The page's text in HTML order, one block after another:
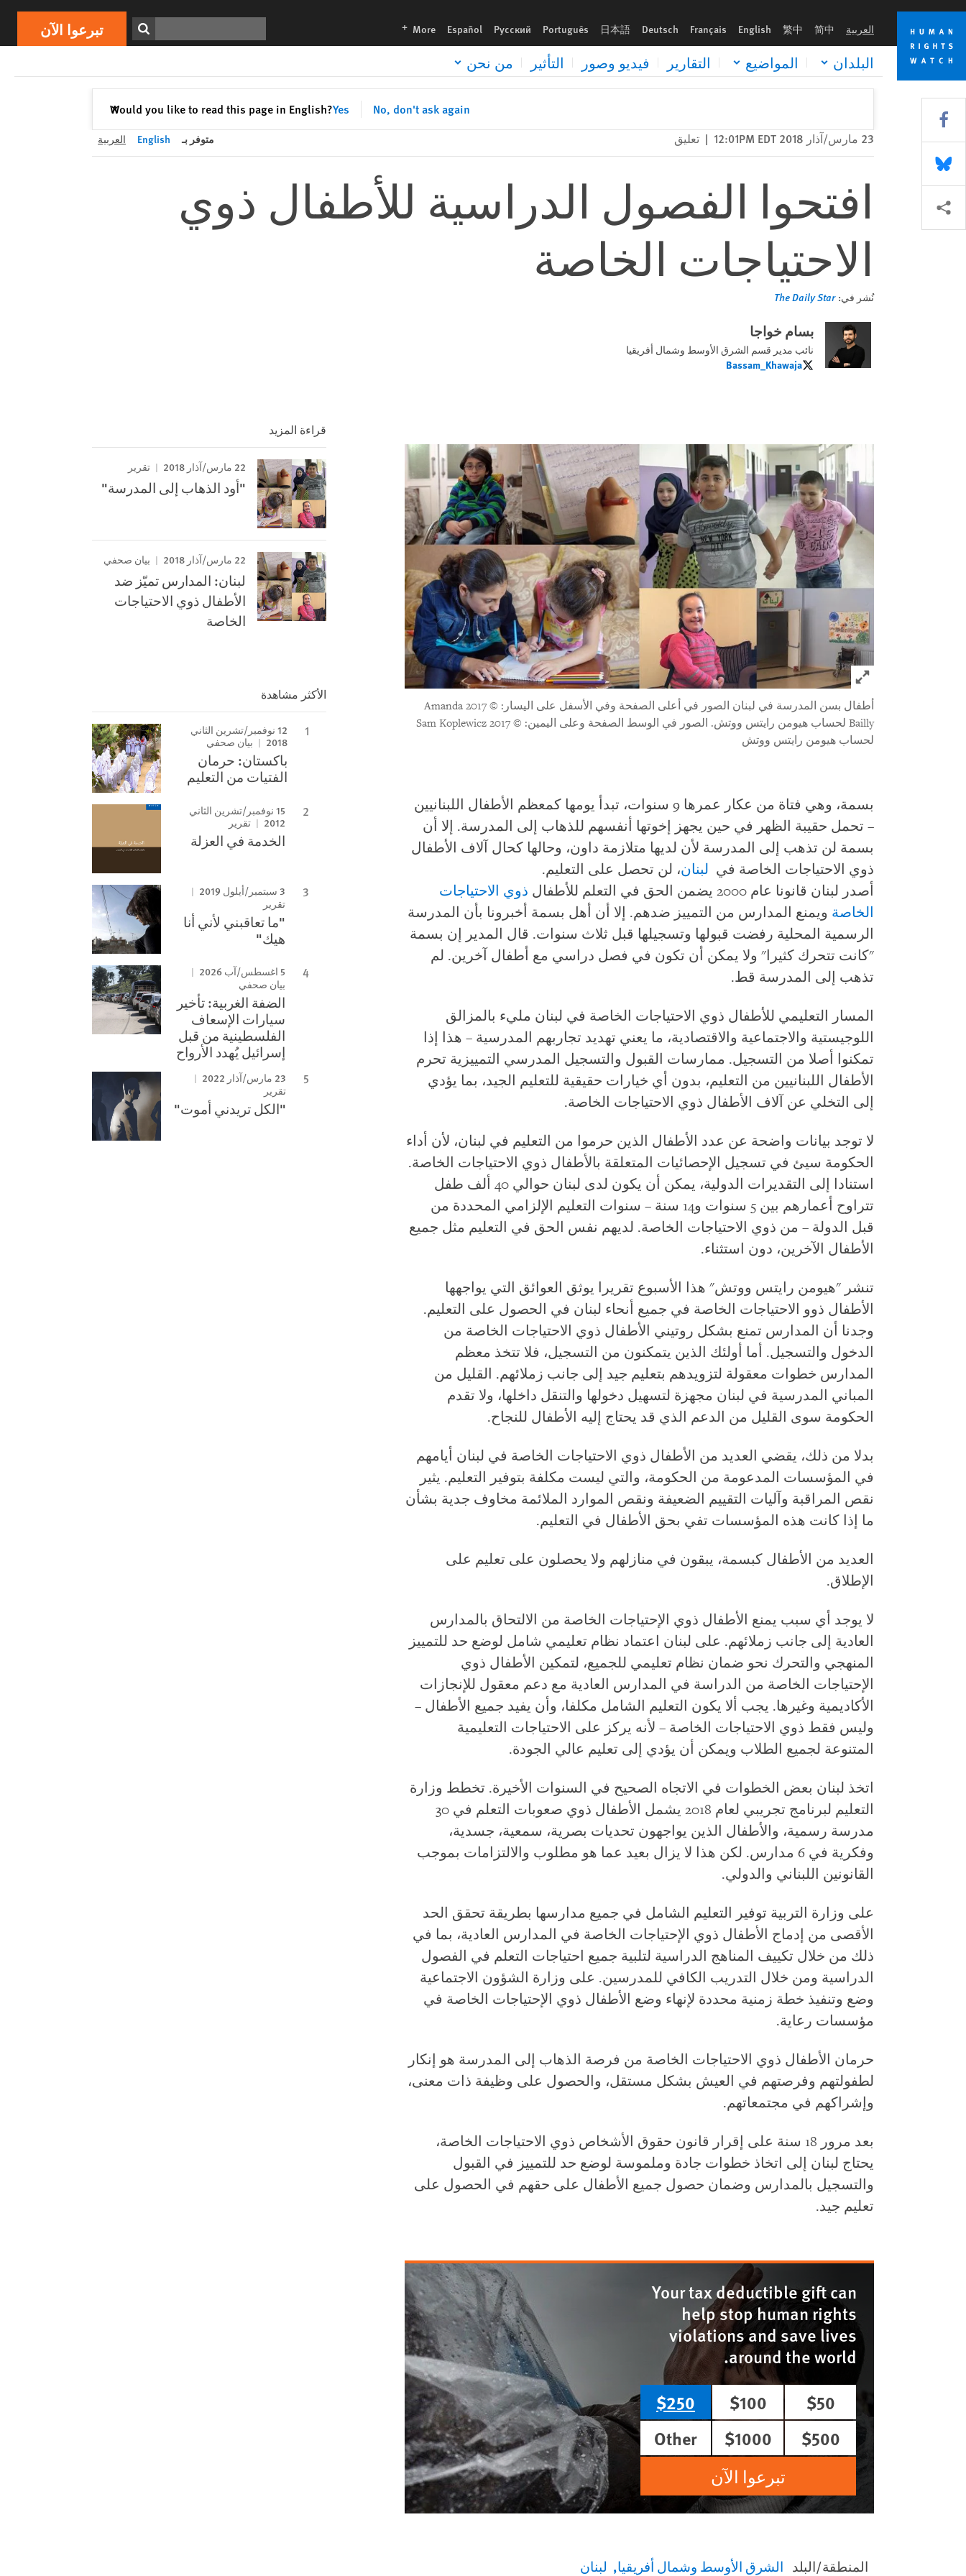
Skip
cookie
privacy
notice
Skip
main
content
العربية 简中
繁中
English
Français
Deutsch
日本語
Português
Русский
Español
More
languages تبرعوا الآن
البلدان المواضيع التقارير فيديو وصور التأثير من نحن
Would you like to read this page in English?Yes No, don't ask again
✕إغلاق
Print تبرعوا الآن
23 مارس/آذار 2018 12:01PM EDT | تعليق متوفر بـ English العربية
افتحوا الفصول الدراسية للأطفال ذوي
الاحتياجات الخاصة
نُشر في: The Daily Star
بسام خواجا
نائب مدير قسم الشرق الأوسط وشمال أفريقيا
Bassam_Khawaja
Bassam_Khawaja
Click to expand Image
أطفال بسن المدرسة في لبنان
الصور في أعلى الصفحة وفي الأسفل على اليسار: © 2017 Amanda
Bailly لحساب هيومن رايتس ووتش. الصور في الوسط الصفحة وعلى اليمين: © 2017 Sam Koplewicz
لحساب هيومن رايتس ووتش
بسمة، وهي فتاة من عكار عمرها 9 سنوات، تبدأ يومها كمعظم الأطفال اللبنانيين
– تحمل حقيبة الظهر في حين يجهز إخوتها أنفسهم للذهاب إلى المدرسة. إلا أن
بسمة لن تذهب إلى المدرسة لأن لديها متلازمة داون، وحالها كحال آلاف الأطفال
ذوي الاحتياجات الخاصة في لبنان، لن تحصل على التعليم.
أصدر لبنان قانونا عام 2000 يضمن الحق في التعلم للأطفال
ذوي الاحتياجات
الخاصة ويمنع المدارس من التمييز ضدهم. إلا أن أهل بسمة أخبرونا بأن المدرسة
الرسمية المحلية رفضت قبولها وتسجيلها قبل ثلاث سنوات. قال المدير إن بسمة
"كانت تتحرك كثيرا" ولا يمكن أن تكون في فصل دراسي مع أطفال آخرين. لم
تذهب إلى المدرسة قط.
المسار التعليمي للأطفال ذوي الاحتياجات الخاصة في لبنان مليء بالمزالق
اللوجيستية والاجتماعية والاقتصادية، ما يعني تهديد تجاربهم المدرسية – هذا إذا
تمكنوا أصلا من التسجيل. ممارسات القبول والتسجيل المدرسي التمييزية تحرم
الأطفال اللبنانيين من التعليم، بدون أي خيارات حقيقية للتعليم الجيد، بما يؤدي
إلى التخلي عن آلاف الأطفال ذوي الاحتياجات الخاصة.
لا توجد بيانات واضحة عن عدد الأطفال الذين حرموا من التعليم في لبنان، لأن أداء
الحكومة سيئ في تسجيل الإحصائيات المتعلقة بالأطفال ذوي الاحتياجات الخاصة.
استنادا إلى التقديرات الدولية، يمكن أن يكون لدى لبنان حوالي 40 ألف طفل
تتراوح أعمارهم بين 5 سنوات و14 سنة – سنوات التعليم الإلزامي المحددة من
قبل الدولة – من ذوي الاحتياجات الخاصة. لديهم نفس الحق في التعليم مثل جميع
الأطفال الآخرين، دون استثناء.
تنشر "هيومن رايتس ووتش" هذا الأسبوع تقريرا يوثق العوائق التي يواجهها
الأطفال ذوو الاحتياجات الخاصة في جميع أنحاء لبنان في الحصول على التعليم.
وجدنا أن المدارس تمنع بشكل روتيني الأطفال ذوي الاحتياجات الخاصة من
الدخول والتسجيل. أما أولئك الذين يتمكنون من التسجيل، فلا تتخذ معظم
المدارس خطوات معقولة لتزويدهم بتعليم جيد إلى جانب زملائهم. القليل من
المباني المدرسية في لبنان مجهزة لتسهيل دخولها والتنقل داخلها، ولا تقدم
الحكومة سوى القليل من الدعم الذي قد يحتاج إليه الأطفال للنجاح.
بدلا من ذلك، يقضي العديد من الأطفال ذوي الاحتياجات الخاصة في لبنان أيامهم
في المؤسسات المدعومة من الحكومة، والتي ليست مكلفة بتوفير التعليم. يثير
نقص المراقبة وآليات التقييم الضعيفة ونقص الموارد الملائمة مخاوف جدية بشأن
ما إذا كانت هذه المؤسسات تفي بحق الأطفال في التعليم.
العديد من الأطفال كبسمة، يبقون في منازلهم ولا يحصلون على تعليم على
الإطلاق.
لا يوجد أي سبب يمنع الأطفال ذوي الإحتياجات الخاصة من الالتحاق بالمدارس
العادية إلى جانب زملائهم. على لبنان اعتماد نظام تعليمي شامل لوضع حد للتمييز
المنهجي والتحرك نحو ضمان نظام تعليمي للجميع، لتمكين الأطفال ذوي
الإحتياجات الخاصة من الدراسة في المدارس العادية مع دعم معقول للإنجازات
الأكاديمية وغيرها. يجب ألا يكون التعليم الشامل مكلفا، وأن يفيد جميع الأطفال –
وليس فقط ذوي الاحتياجات الخاصة – لأنه يركز على الاحتياجات التعليمية
المتنوعة لجميع الطلاب ويمكن أن يؤدي إلى تعليم عالي الجودة.
اتخذ لبنان بعض الخطوات في الاتجاه الصحيح في السنوات الأخيرة. تخطط وزارة
التعليم لبرنامج تجريبي لعام 2018 يشمل الأطفال ذوي صعوبات التعلم في 30
مدرسة رسمية، والأطفال الذين يواجهون تحديات بصرية، سمعية، جسدية،
وفكرية في 6 مدارس. لكن هذا لا يزال بعيد عما هو مطلوب والالتزامات بموجب
القانونين اللبناني والدولي.
على وزارة التربية توفير التعليم الشامل في جميع مدارسها بطريقة تحقق الحد
الأقصى من إدماج الأطفال ذوي الإحتياجات الخاصة في المدارس العادية، بما في
ذلك من خلال تكييف المناهج الدراسية لتلبية جميع احتياجات التعلم في الفصول
الدراسية ومن خلال التدريب الكافي للمدرسين. على وزارة الشؤون الاجتماعية
وضع وتنفيذ خطة زمنية محددة لإنهاء وضع الأطفال ذوي الإحتياجات الخاصة في
مؤسسات رعاية.
حرمان الأطفال ذوي الاحتياجات الخاصة من فرصة الذهاب إلى المدرسة هو إنكار
لطفولتهم وفرصتهم في العيش بشكل مستقل، والحصول على وظيفة ذات معنى،
وإشراكهم في مجتمعاتهم.
بعد مرور 18 سنة على إقرار قانون حقوق الأشخاص ذوي الاحتياجات الخاصة،
يحتاج لبنان إلى اتخاذ خطوات جادة وملموسة لوضع حد للتمييز في القبول
والتسجيل بالمدارس وضمان حصول جميع الأطفال على حقهم في الحصول على
تعليم جيد.
Your tax deductible gift can
help stop human rights
violations and save lives
around the world.
$50
$100
$250
$500
$1000
Other
تبرعوا الآن
المنطقة/البلد الشرق الأوسط وشمال أفريقيا لبنان
قراءة المزيد
22 مارس/آذار 2018 تقرير
"أود الذهاب إلى المدرسة"
22 مارس/آذار 2018 بيان صحفي
لبنان: المدارس تميّز ضد
الأطفال ذوي الاحتياجات
الخاصة
الأكثر مشاهدة
12 نوفمبر/تشرين الثاني
2018
بيان صحفي
باكستان: حرمان
الفتيات من التعليم
15 نوفمبر/تشرين الثاني
2012
تقرير
الخدمة في العزلة
3 سبتمبر/أيلول 2019
تقرير
"ما تعاقبني لأني أنا
هيك"
5 اغسطس/آب 2026
بيان صحفي
الضفة الغربية: تأخير
سيارات الإسعاف
الفلسطينية من قبل
إسرائيل يُهدد الأرواح
23 مارس/آذار 2022
تقرير
"الكل تريدني أموت"
Share this via Facebook
Share this via Bluesky
Share this via مشاركة